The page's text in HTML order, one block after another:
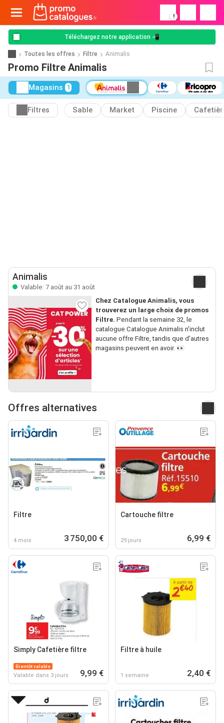
!
Téléchargez notre application 📲
Toutes les offres Filtre Animalis
Promo Filtre Animalis
Magasins 1
Filtres Sable Market Piscine
Animalis
Valable: 7 août au 31 août
Chez Catalogue Animalis, vous
trouverez un large choix de promos
Filtre. Pendant la semaine 32, le
catalogue Catalogue Animalis n’inclut
aucune offre Filtre, tandis que d’autres
magasins peuvent en avoir. 👀
Offres alternatives
Filtre
4 mois 3 750,00 €
Cartouche filtre
29 jours 6,99 €
Simply Cafetière filtre
Bientôt valable
Valable dans 3 jours 9,99 €
Filtre à huile
1 semaine 2,40 €